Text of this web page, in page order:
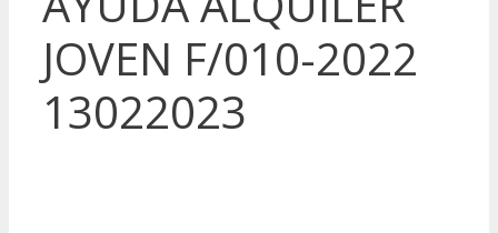
JOVEN F/010-2022
13022023